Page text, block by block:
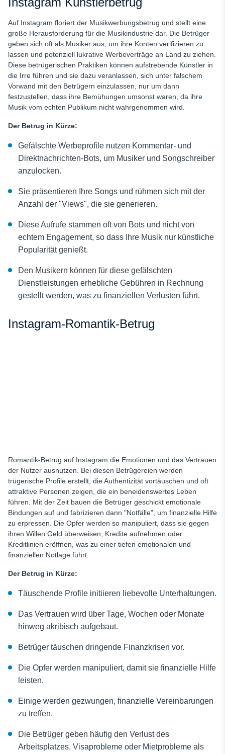
Auf Instagram floriert der Musikwerbungsbetrug und stellt eine
große Herausforderung für die Musikindustrie dar. Die Betrüger
geben sich oft als Musiker aus, um ihre Konten verifizieren zu
lassen und potenziell lukrative Werbeverträge an Land zu ziehen.
Diese betrügerischen Praktiken können aufstrebende Künstler in
die Irre führen und sie dazu veranlassen, sich unter falschem
Vorwand mit den Betrügern einzulassen, nur um dann
festzustellen, dass ihre Bemühungen umsonst waren, da ihre
Musik vom echten Publikum nicht wahrgenommen wird.
Der Betrug in Kürze:
Gefälschte Werbeprofile nutzen Kommentar- und
Direktnachrichten-Bots, um Musiker und Songschreiber
anzulocken.
Sie präsentieren Ihre Songs und rühmen sich mit der
Anzahl der "Views", die sie generieren.
Diese Aufrufe stammen oft von Bots und nicht von
echtem Engagement, so dass Ihre Musik nur künstliche
Popularität genießt.
Den Musikern können für diese gefälschten
Dienstleistungen erhebliche Gebühren in Rechnung
gestellt werden, was zu finanziellen Verlusten führt.
Instagram-Romantik-Betrug
Romantik-Betrug auf Instagram die Emotionen und das Vertrauen
der Nutzer ausnutzen. Bei diesen Betrügereien werden
trügerische Profile erstellt, die Authentizität vortäuschen und oft
attraktive Personen zeigen, die ein beneidenswertes Leben
führen. Mit der Zeit bauen die Betrüger geschickt emotionale
Bindungen auf und fabrizieren dann "Notfälle", um finanzielle Hilfe
zu erpressen. Die Opfer werden so manipuliert, dass sie gegen
ihren Willen Geld überweisen, Kredite aufnehmen oder
Kreditlinien eröffnen, was zu einer tiefen emotionalen und
finanziellen Notlage führt.
Der Betrug in Kürze:
Täuschende Profile initiieren liebevolle Unterhaltungen.
Das Vertrauen wird über Tage, Wochen oder Monate
hinweg akribisch aufgebaut.
Betrüger täuschen dringende Finanzkrisen vor.
Die Opfer werden manipuliert, damit sie finanzielle Hilfe
leisten.
Einige werden gezwungen, finanzielle Vereinbarungen
zu treffen.
Die Betrüger geben häufig den Verlust des
Arbeitsplatzes, Visaprobleme oder Mietprobleme als